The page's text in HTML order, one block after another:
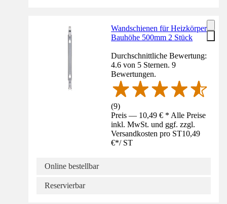
Wandschienen für Heizkörper
Bauhöhe 500mm 2 Stück
Durchschnittliche Bewertung:
4.6 von 5 Sternen. 9
Bewertungen.
(9)
Preis — 10,49 € * Alle Preise
inkl. MwSt. und ggf. zzgl.
Versandkosten pro ST10,49
€*/ ST
Online bestellbar
Reservierbar